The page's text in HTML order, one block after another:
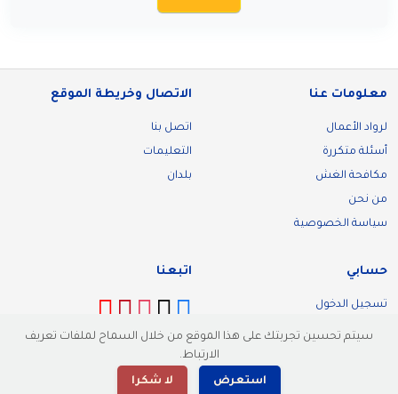
معلومات عنا
لرواد الأعمال
أسئلة متكررة
مكافحة الغش
من نحن
سياسة الخصوصية
الاتصال وخريطة الموقع
اتصل بنا
التعليمات
بلدان
حسابي
تسجيل الدخول
تسجيل
اتبعنا
سيتم تحسين تجربتك على هذا الموقع من خلال السماح لملفات تعريف
الارتباط.
استعرض لا شكرا